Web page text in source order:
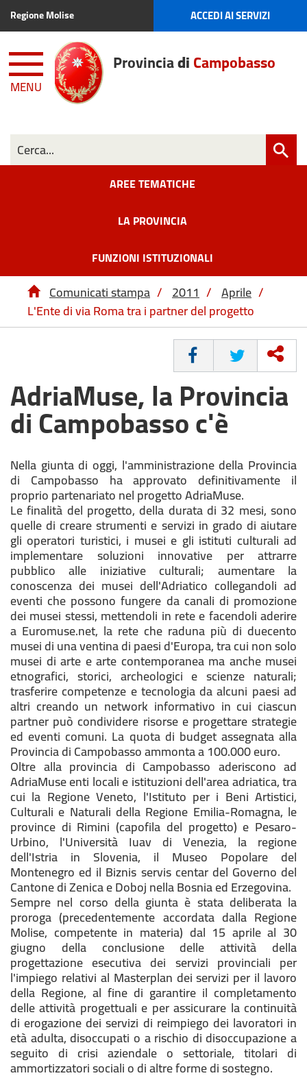
Regione Molise ACCEDI AI SERVIZI
MENU
ProvinciadiCampobasso
AREE TEMATICHE
LA PROVINCIA
FUNZIONI ISTITUZIONALI
Comunicati stampa / 2011 / Aprile /
L'Ente di via Roma tra i partner del progetto
CONDIVIDI
AdriaMuse, la Provincia
di Campobasso c'è
Nella giunta di oggi, l'amministrazione della Provincia
di Campobasso ha approvato definitivamente il
proprio partenariato nel progetto AdriaMuse.
Le finalità del progetto, della durata di 32 mesi, sono
quelle di creare strumenti e servizi in grado di aiutare
gli operatori turistici, i musei e gli istituti culturali ad
implementare soluzioni innovative per attrarre
pubblico alle iniziative culturali; aumentare la
conoscenza dei musei dell'Adriatico collegandoli ad
eventi che possono fungere da canali di promozione
dei musei stessi, mettendoli in rete e facendoli aderire
a Euromuse.net, la rete che raduna più di duecento
musei di una ventina di paesi d'Europa, tra cui non solo
musei di arte e arte contemporanea ma anche musei
etnografici, storici, archeologici e scienze naturali;
trasferire competenze e tecnologia da alcuni paesi ad
altri creando un network informativo in cui ciascun
partner può condividere risorse e progettare strategie
ed eventi comuni. La quota di budget assegnata alla
Provincia di Campobasso ammonta a 100.000 euro.
Oltre alla provincia di Campobasso aderiscono ad
AdriaMuse enti locali e istituzioni dell'area adriatica, tra
cui la Regione Veneto, l'Istituto per i Beni Artistici,
Culturali e Naturali della Regione Emilia-Romagna, le
province di Rimini (capofila del progetto) e Pesaro-
Urbino, l'Università Iuav di Venezia, la regione
dell'Istria in Slovenia, il Museo Popolare del
Montenegro ed il Biznis servis centar del Governo del
Cantone di Zenica e Doboj nella Bosnia ed Erzegovina.
Sempre nel corso della giunta è stata deliberata la
proroga (precedentemente accordata dalla Regione
Molise, competente in materia) dal 15 aprile al 30
giugno della conclusione delle attività della
progettazione esecutiva dei servizi provinciali per
l'impiego relativi al Masterplan dei servizi per il lavoro
della Regione, al fine di garantire il completamento
delle attività progettuali e per assicurare la continuità
di erogazione dei servizi di reimpiego dei lavoratori in
età adulta, disoccupati o a rischio di disoccupazione a
seguito di crisi aziendale o settoriale, titolari di
ammortizzatori sociali o di altre forme di sostegno.